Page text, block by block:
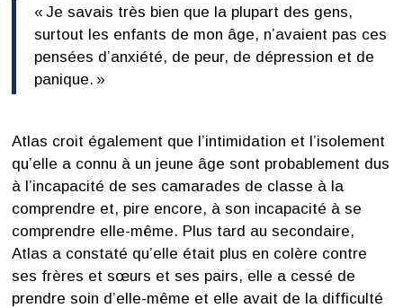
« Je savais très bien que la plupart des gens,
surtout les enfants de mon âge, n’avaient pas ces
pensées d’anxiété, de peur, de dépression et de
panique. »
Atlas croit également que l’intimidation et l’isolement
qu’elle a connu à un jeune âge sont probablement dus
à l’incapacité de ses camarades de classe à la
comprendre et, pire encore, à son incapacité à se
comprendre elle-même. Plus tard au secondaire,
Atlas a constaté qu’elle était plus en colère contre
ses frères et sœurs et ses pairs, elle a cessé de
prendre soin d’elle-même et elle avait de la difficulté